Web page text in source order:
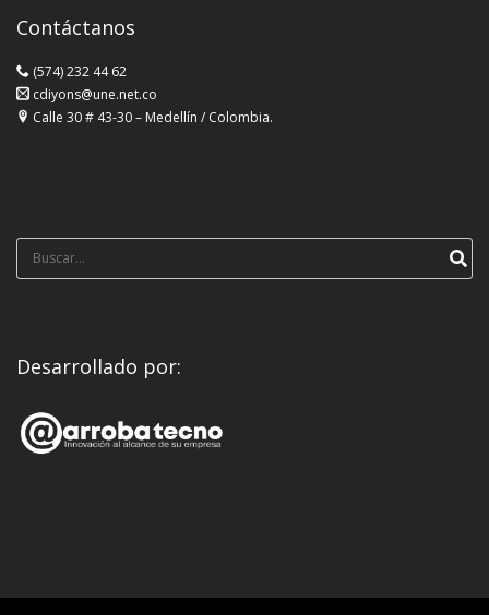
Contáctanos
(574) 232 44 62
cdiyons@une.net.co
Calle 30 # 43-30 – Medellín / Colombia.
Búsqueda
para:
Desarrollado por: